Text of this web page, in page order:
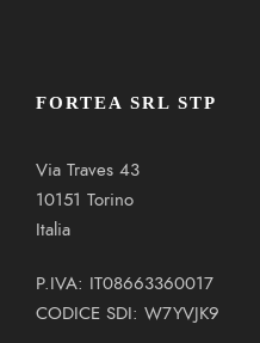
FORTEA SRL STP
Via Traves 43
10151 Torino
Italia
P.IVA: IT08663360017
CODICE SDI: W7YVJK9